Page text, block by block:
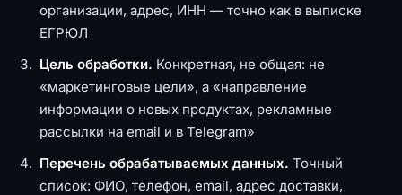
организации, адрес, ИНН — точно как в выписке
ЕГРЮЛ
Цель обработки. Конкретная, не общая: не
«маркетинговые цели», а «направление
информации о новых продуктах, рекламные
рассылки на email и в Telegram»
Перечень обрабатываемых данных. Точный
список: ФИО, телефон, email, адрес доставки,